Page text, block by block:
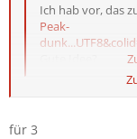
Ich hab vor, das
Peak-
für 3